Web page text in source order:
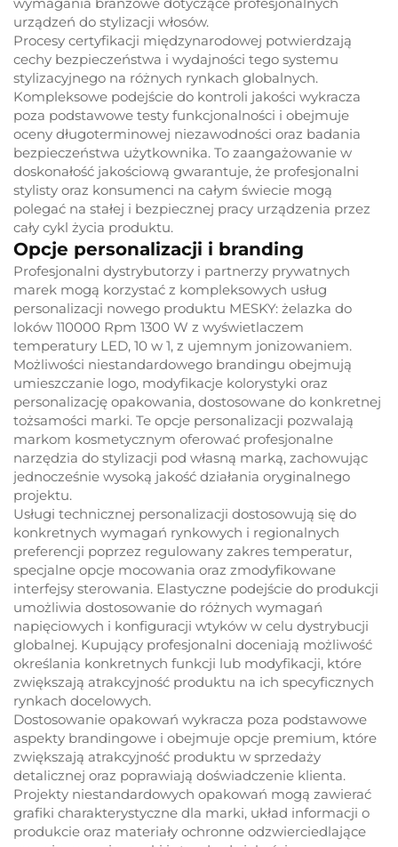
urządzeń do stylizacji włosów.
Procesy certyfikacji międzynarodowej potwierdzają
cechy bezpieczeństwa i wydajności tego systemu
stylizacyjnego na różnych rynkach globalnych.
Kompleksowe podejście do kontroli jakości wykracza
poza podstawowe testy funkcjonalności i obejmuje
oceny długoterminowej niezawodności oraz badania
bezpieczeństwa użytkownika. To zaangażowanie w
doskonałość jakościową gwarantuje, że profesjonalni
stylisty oraz konsumenci na całym świecie mogą
polegać na stałej i bezpiecznej pracy urządzenia przez
cały cykl życia produktu.
Opcje personalizacji i branding
Profesjonalni dystrybutorzy i partnerzy prywatnych
marek mogą korzystać z kompleksowych usług
personalizacji nowego produktu MESKY: żelazka do
loków 110000 Rpm 1300 W z wyświetlaczem
temperatury LED, 10 w 1, z ujemnym jonizowaniem.
Możliwości niestandardowego brandingu obejmują
umieszczanie logo, modyfikacje kolorystyki oraz
personalizację opakowania, dostosowane do konkretnej
tożsamości marki. Te opcje personalizacji pozwalają
markom kosmetycznym oferować profesjonalne
narzędzia do stylizacji pod własną marką, zachowując
jednocześnie wysoką jakość działania oryginalnego
projektu.
Usługi technicznej personalizacji dostosowują się do
konkretnych wymagań rynkowych i regionalnych
preferencji poprzez regulowany zakres temperatur,
specjalne opcje mocowania oraz zmodyfikowane
interfejsy sterowania. Elastyczne podejście do produkcji
umożliwia dostosowanie do różnych wymagań
napięciowych i konfiguracji wtyków w celu dystrybucji
globalnej. Kupujący profesjonalni doceniają możliwość
określania konkretnych funkcji lub modyfikacji, które
zwiększają atrakcyjność produktu na ich specyficznych
rynkach docelowych.
Dostosowanie opakowań wykracza poza podstawowe
aspekty brandingowe i obejmuje opcje premium, które
zwiększają atrakcyjność produktu w sprzedaży
detalicznej oraz poprawiają doświadczenie klienta.
Projekty niestandardowych opakowań mogą zawierać
grafiki charakterystyczne dla marki, układ informacji o
produkcie oraz materiały ochronne odzwierciedlające